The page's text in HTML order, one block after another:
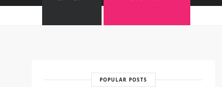
POPULAR POSTS